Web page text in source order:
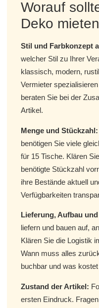
Worauf
Deko
Stil und Farbkonzept
welcher Stil zu Ihrer
klassisch, modern,
Vermieter
beraten Sie bei der
Artikel.
Menge und Stückzahl:
benötigen Sie viele
für 15 Tische. Klären
benötigte Stückzahl
ihre Bestände aktuell
Verfügbarkeiten
Lieferung, Aufbau
liefern und bauen auf,
Klären Sie die Logistik
Wann muss alles
buchbar und was
Zustand der Artikel:
ersten Eindruck.